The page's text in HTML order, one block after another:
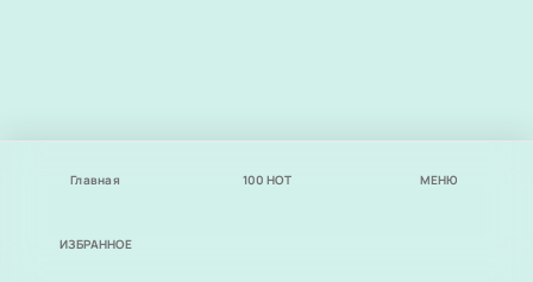
Главная 100 НОТ МЕНЮ
ИЗБРАННОЕ